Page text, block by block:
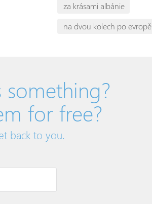
za krásami albánie
na dvou kolech po evropě
for free?
back to you.